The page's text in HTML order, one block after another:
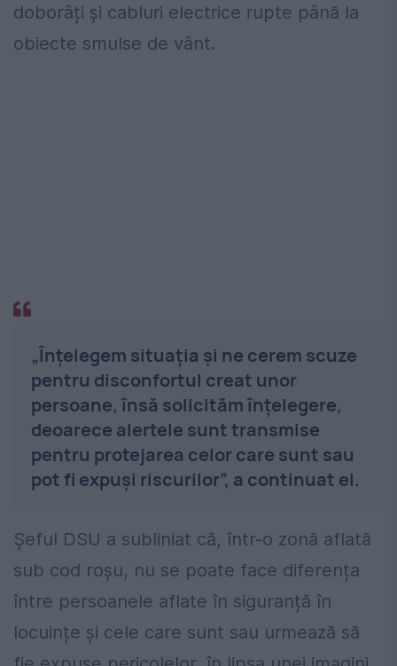
doborâți și cabluri electrice rupte până la
obiecte smulse de vânt.
„Înțelegem situația și ne cerem scuze
pentru disconfortul creat unor
persoane, însă solicităm înțelegere,
deoarece alertele sunt transmise
pentru protejarea celor care sunt sau
pot fi expuși riscurilor”, a continuat el.
Șeful DSU a subliniat că, într-o zonă aflată
sub cod roșu, nu se poate face diferența
între persoanele aflate în siguranță în
locuințe și cele care sunt sau urmează să